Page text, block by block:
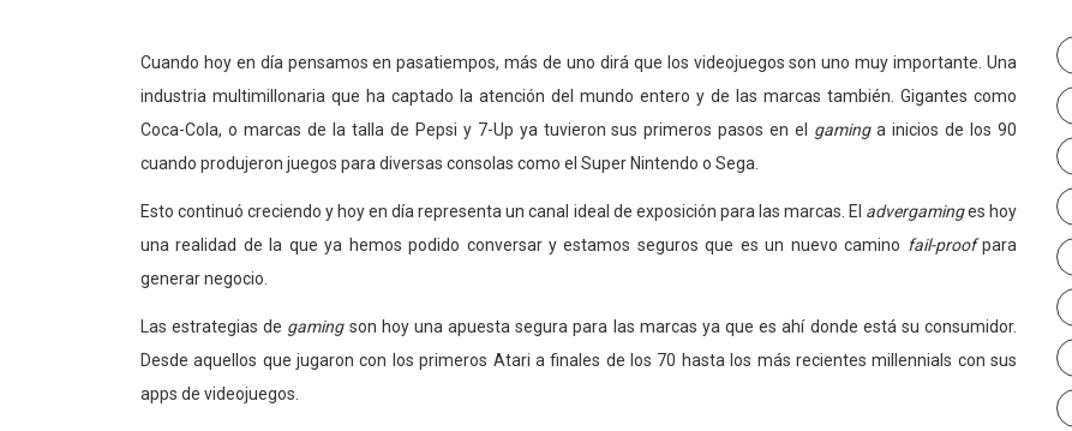
Cuando hoy en día pensamos en pasatiempos, más de uno dirá que los videojuegos son uno muy importante. Una
industria multimillonaria que ha captado la atención del mundo entero y de las marcas también. Gigantes como
Coca-Cola, o marcas de la talla de Pepsi y 7-Up ya tuvieron sus primeros pasos en el gaminga inicios de los 90
cuando produjeron juegos para diversas consolas como el Super Nintendo o Sega.
Esto continuó creciendo y hoy en día representa un canal ideal de exposición para las marcas. El advergaminges hoy
una realidad de la que ya hemos podido conversar y estamos seguros que es un nuevo camino fail-proofpara
generar negocio.
Las estrategias de gamingson hoy una apuesta segura para las marcas ya que es ahí donde está su consumidor.
Desde aquellos que jugaron con los primeros Atari a finales de los 70 hasta los más recientes millennials con sus
apps de videojuegos.